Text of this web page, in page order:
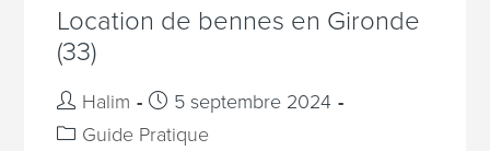
Location de bennes en Gironde
(33)
Halim
5 septembre 2024
Guide Pratique